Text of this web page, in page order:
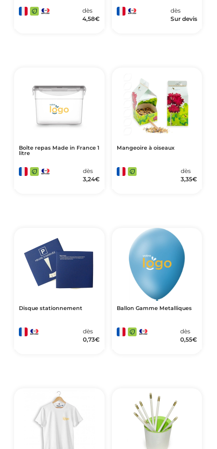
dès
4,58€
dès
Sur devis
Boîte repas Made in France 1
litre
dès
3,24€
Mangeoire à oiseaux
dès
3,35€
Disque stationnement
dès
0,73€
Ballon Gamme Metalliques
dès
0,55€